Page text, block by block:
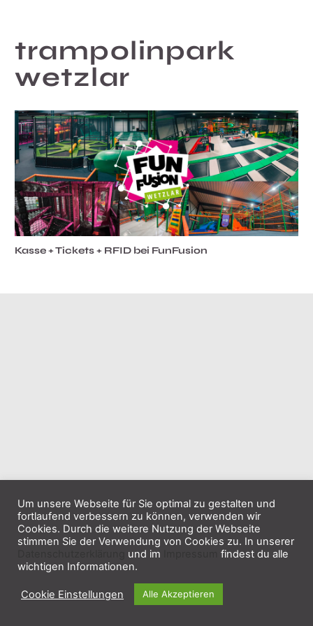
trampolinpark
wetzlar
Kasse + Tickets + RFID bei FunFusion
Um unsere Webseite für Sie optimal zu gestalten und
fortlaufend verbessern zu können, verwenden wir
Cookies. Durch die weitere Nutzung der Webseite
stimmen Sie der Verwendung von Cookies zu. In unserer
und im
findest du alle
wichtigen Informationen.
Cookie Einstellungen Alle Akzeptieren